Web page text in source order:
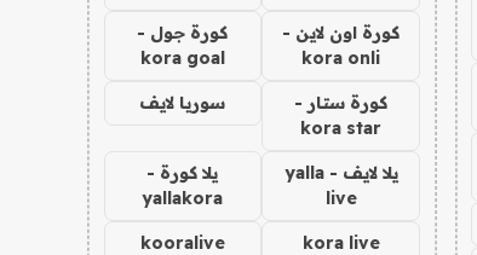
كورة اون لاين -
kora onli
كورة جول -
kora goal
كورة ستار -
kora star
سوريا لايف
يلا لايف - yalla
live
يلا كورة -
yallakora
kora live
kooralive